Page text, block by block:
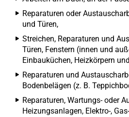
Reparaturen oder
und Türen,
Streichen, Reparaturen und
Türen, Fenstern (innen und
Einbauküchen, Heizkörpern
Reparaturen und
Bodenbelägen (z. B.
Reparaturen, Wartungs- oder
Heizungsanlagen, Elektro-,